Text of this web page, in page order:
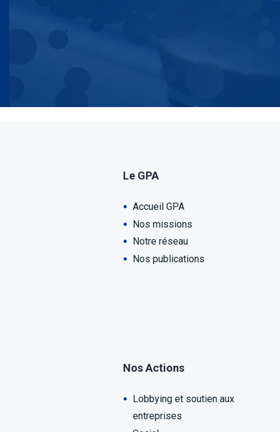
Le GPA
Accueil GPA
Nos missions
Notre réseau
Nos publications
Nos Actions
Lobbying et soutien aux
entreprises